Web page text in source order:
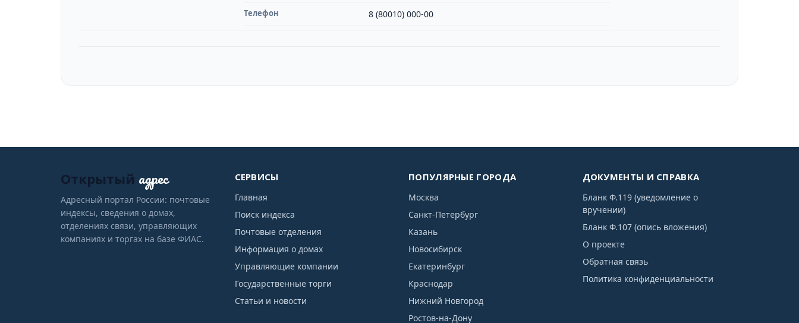
Телефон 8 (80010) 000-00
Открытый адрес
Адресный портал России: почтовые
индексы, сведения о домах,
отделениях связи, управляющих
компаниях и торгах на базе ФИАС.
СЕРВИСЫ
Главная
Поиск индекса
Почтовые отделения
Информация о домах
Управляющие компании
Государственные торги
Статьи и новости
ПОПУЛЯРНЫЕ ГОРОДА
Москва
Санкт-Петербург
Казань
Новосибирск
Екатеринбург
Краснодар
Нижний Новгород
Ростов-на-Дону
ДОКУМЕНТЫ И СПРАВКА
Бланк Ф.119 (уведомление о
вручении)
Бланк Ф.107 (опись вложения)
О проекте
Обратная связь
Политика конфиденциальности